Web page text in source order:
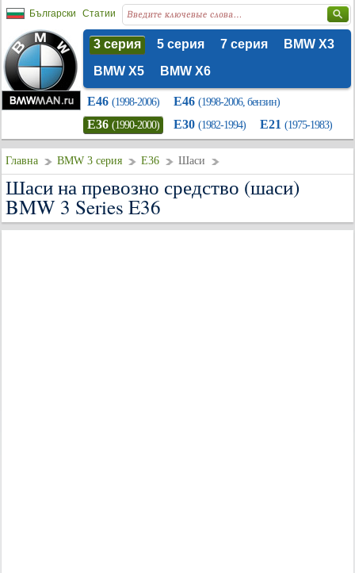
Български Статии
3 серия 5 серия 7 серия
BMW X3
BMW X5
BMW X6
E46 (1998-2006) E46 (1998-2006, бензин)
E36 (1990-2000) E30 (1982-1994) E21 (1975-1983)
Главна BMW 3 серия E36 Шаси
Шаси на превозно средство (шаси)
BMW 3 Series E36